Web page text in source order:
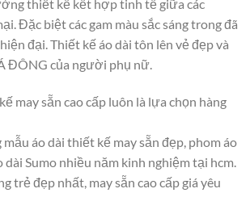
thiết kế kết hợp tinh tế giữa các
Đặc biệt các gam màu sắc sáng trong đã
đại. Thiết kế áo dài tôn lên vẻ đẹp và
ĐÔNG của người phụ nữ.
may sẵn cao cấp luôn là lựa chọn hàng
mẫu áo dài thiết kế may sẵn đẹp, phom áo
dài Sumo nhiều năm kinh nghiệm tại hcm.
trẻ đẹp nhất, may sẵn cao cấp giá yêu